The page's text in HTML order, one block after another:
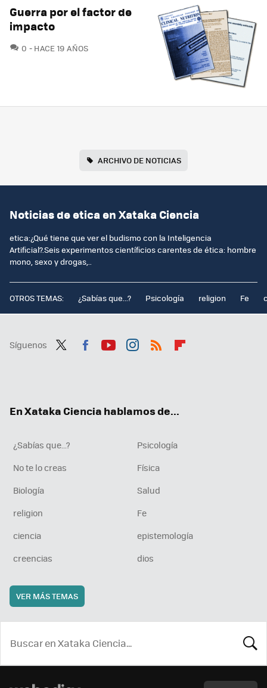
Guerra por el factor de
impacto
0 COMENTARIOS
HACE 19 AÑOS
ARCHIVO DE NOTICIAS
Noticias de etica en Xataka Ciencia
etica:¿Qué tiene que ver el budismo con la Inteligencia
Artificial?.Seis experimentos científicios carentes de ética: hombre
mono, sexo y drogas,..
OTROS TEMAS: ¿Sabías que...? Psicología religion Fe
Síguenos
En Xataka Ciencia hablamos de...
¿Sabías que...?
Psicología
No te lo creas
Física
Biología
Salud
religion
Fe
ciencia
epistemología
creencias
dios
VER MÁS TEMAS